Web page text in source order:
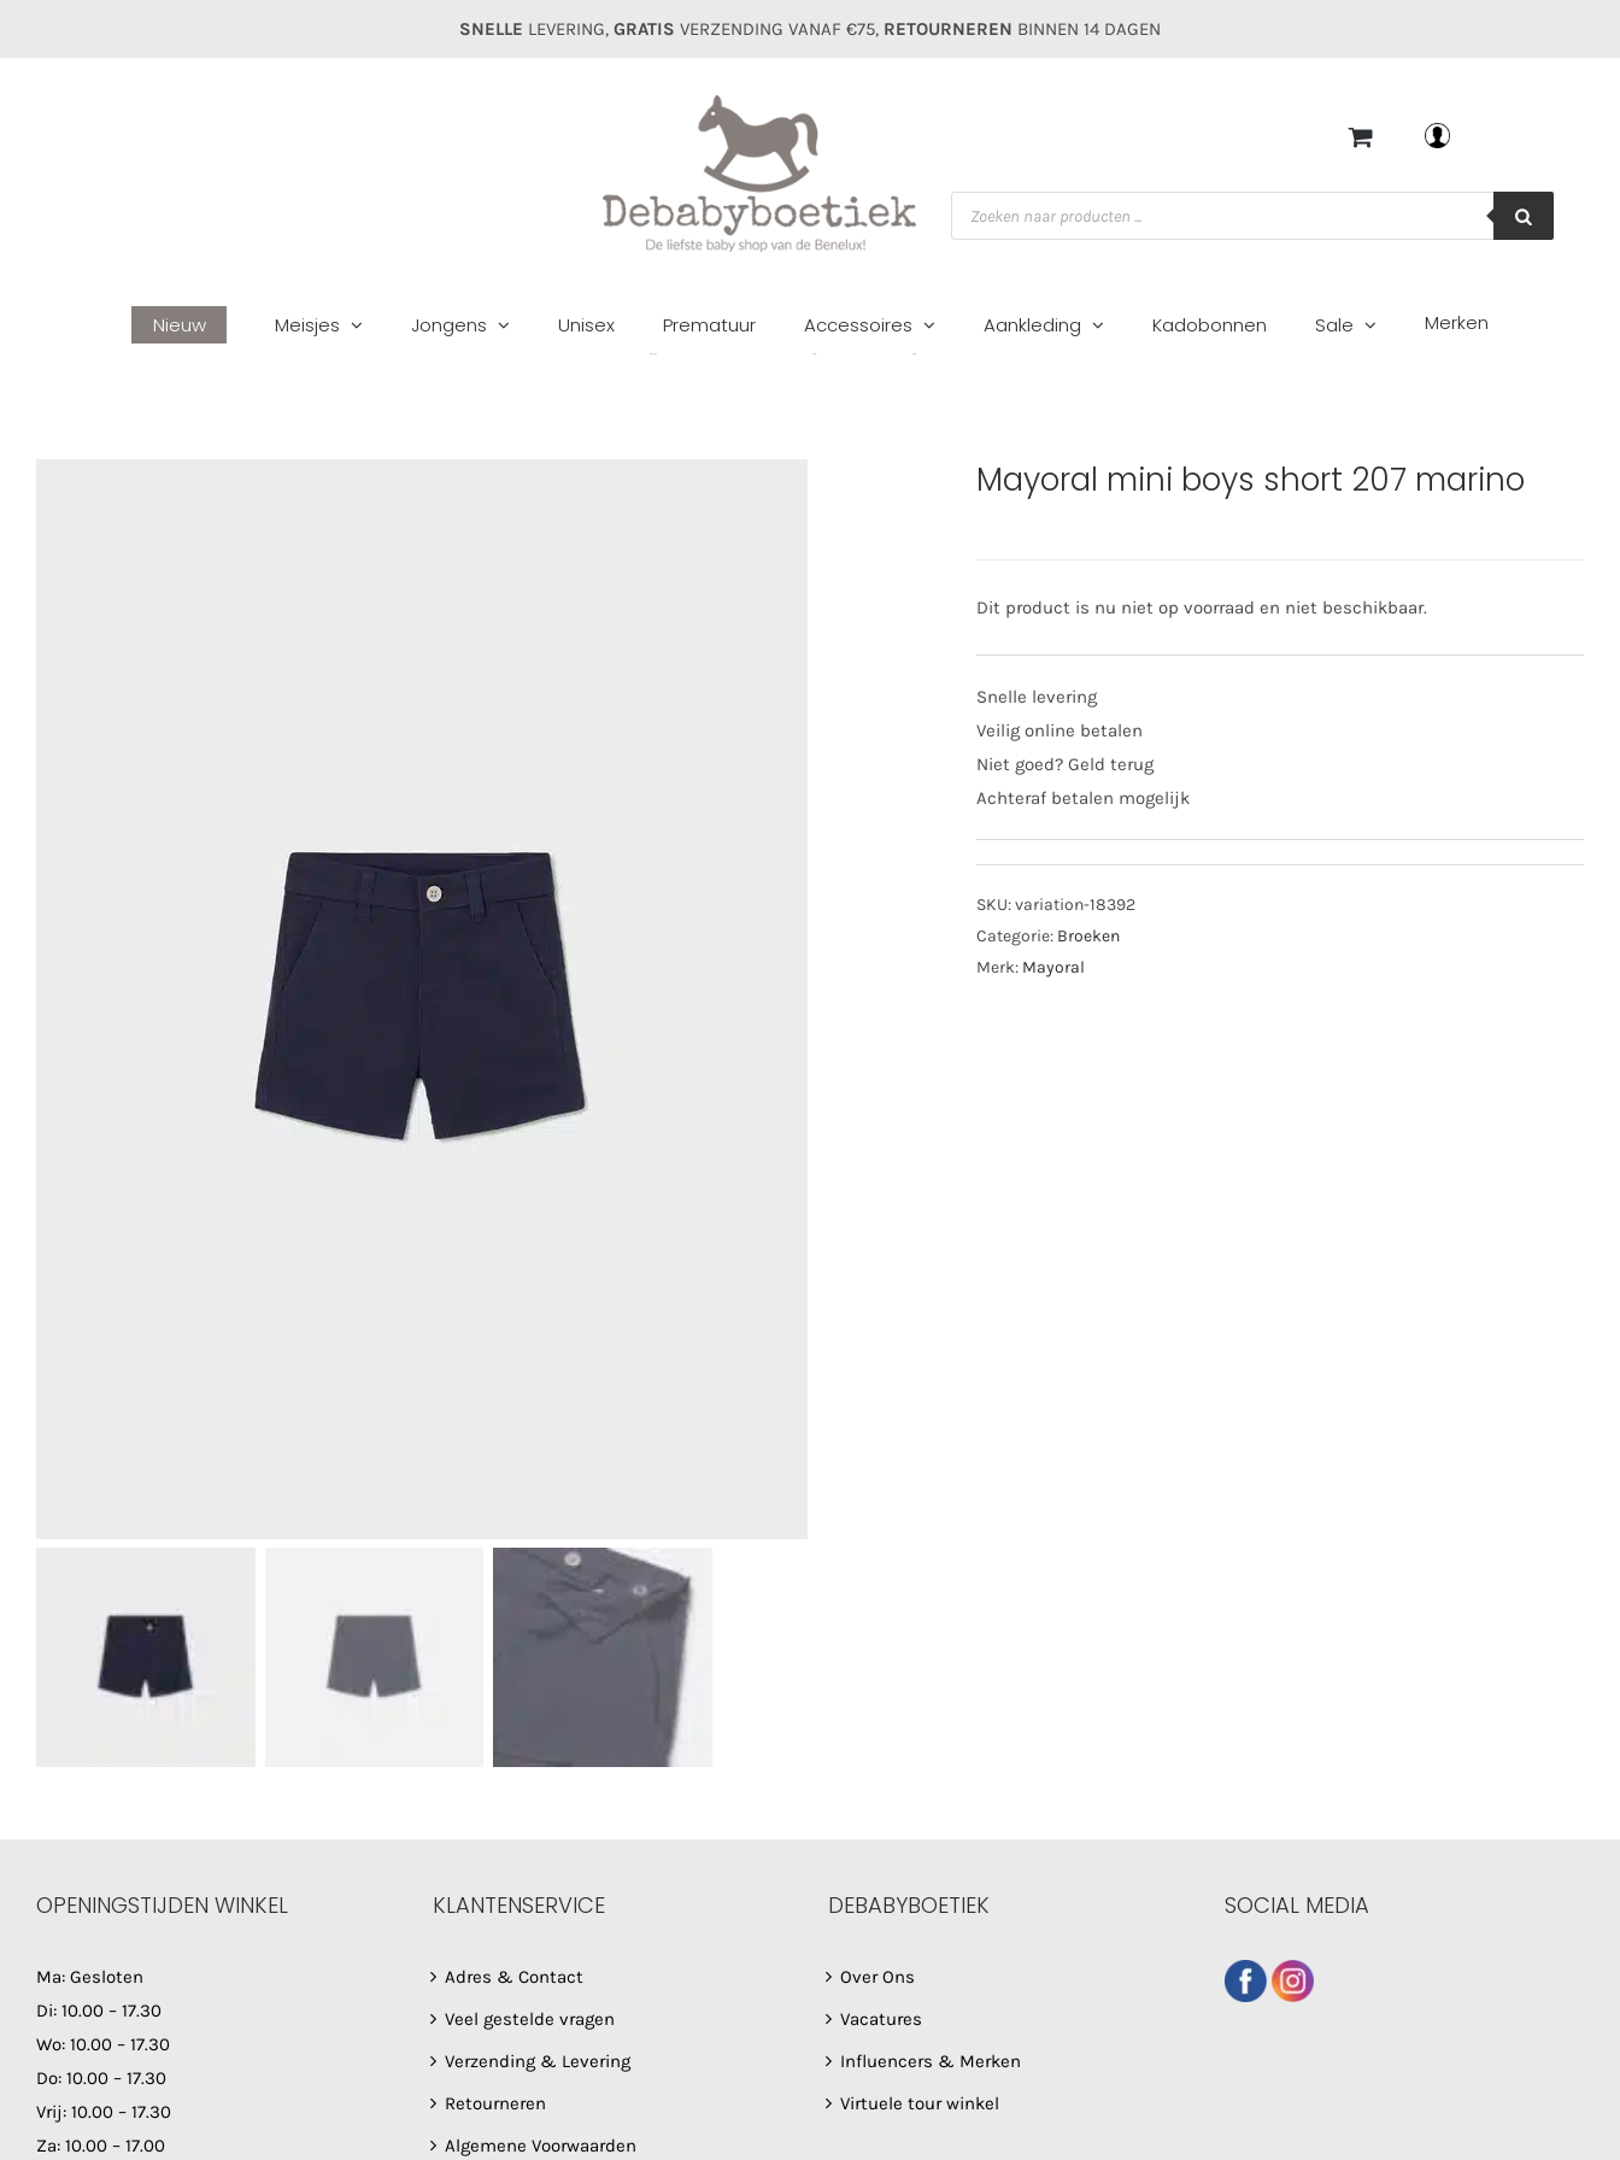
SNELLE LEVERING, GRATIS VERZENDING VANAF €75, RETOURNEREN BINNEN 14 DAGEN
Producten
zoeken
Nieuw Meisjes Jongens Unisex Prematuur Accessoires Aankleding Kadobonnen Sale Merken
Mayoral mini boys short 207 marino
Dit product is nu niet op voorraad en niet beschikbaar.
Snelle levering
Veilig online betalen
Niet goed? Geld terug
Achteraf betalen mogelijk
SKU:variation-18392
Categorie: Broeken
Merk: Mayoral
OPENINGSTIJDEN WINKEL
Ma: Gesloten
Di: 10.00 – 17.30
Wo: 10.00 – 17.30
Do: 10.00 – 17.30
Vrij: 10.00 – 17.30
Za: 10.00 – 17.00
KLANTENSERVICE
Adres & Contact
Veel gestelde vragen
Verzending & Levering
Retourneren
Algemene Voorwaarden
DEBABYBOETIEK
Over Ons
Vacatures
Influencers & Merken
Virtuele tour winkel
SOCIAL MEDIA